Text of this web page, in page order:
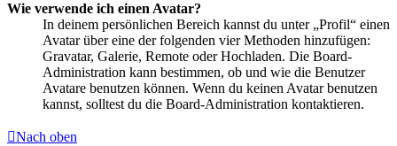
Wie verwende ich einen Avatar?
In deinem persönlichen Bereich kannst du unter „Profil“ einen
Avatar über eine der folgenden vier Methoden hinzufügen:
Gravatar, Galerie, Remote oder Hochladen. Die Board-
Administration kann bestimmen, ob und wie die Benutzer
Avatare benutzen können. Wenn du keinen Avatar benutzen
kannst, solltest du die Board-Administration kontaktieren.
Nach oben